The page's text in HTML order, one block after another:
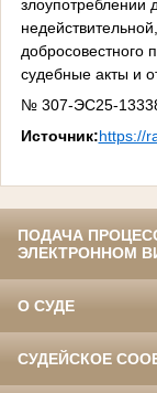
злоупотреблении
добросовестного
судебные акты и
№ 307-ЭС25-
Источник:https://
ПОДАЧА
ЭЛЕКТРОННОМ
О СУДЕ
СУДЕЙСКОЕ